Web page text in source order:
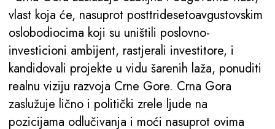
vlast koja će, nasuprot posttridesetoavgustovskim
oslobodiocima koji su uništili poslovno-
investicioni ambijent, rastjerali investitore, i
kandidovali projekte u vidu šarenih laža, ponuditi
realnu viziju razvoja Crne Gore. Crna Gora
zaslužuje lično i politički zrele ljude na
pozicijama odlučivanja i moći nasuprot ovima